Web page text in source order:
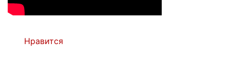
Нравится